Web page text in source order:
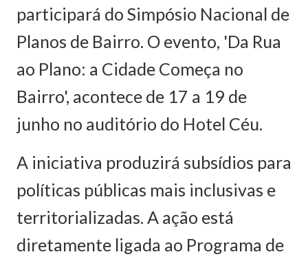
participará do Simpósio Nacional de
Planos de Bairro. O evento, 'Da Rua
ao Plano: a Cidade Começa no
Bairro', acontece de 17 a 19 de
junho no auditório do Hotel Céu.
A iniciativa produzirá subsídios para
políticas públicas mais inclusivas e
territorializadas. A ação está
diretamente ligada ao Programa de